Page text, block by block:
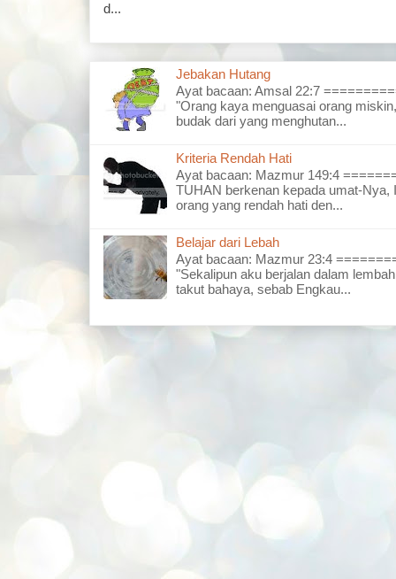
d...
Jebakan Hutang
Ayat bacaan: Amsal 22:7
"Orang kaya menguasai orang
budak dari yang menghutan...
Kriteria Rendah Hati
Ayat bacaan: Mazmur 149:4
TUHAN berkenan kepada umat-Nya,
orang yang rendah hati den...
Belajar dari Lebah
Ayat bacaan: Mazmur 23:4
"Sekalipun aku berjalan dalam
takut bahaya, sebab Engkau...